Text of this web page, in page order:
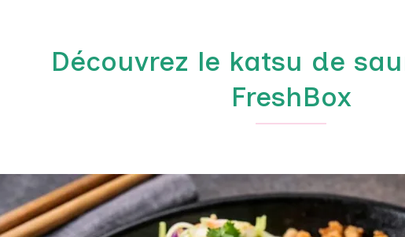
Découvrez le katsu de
FreshBox